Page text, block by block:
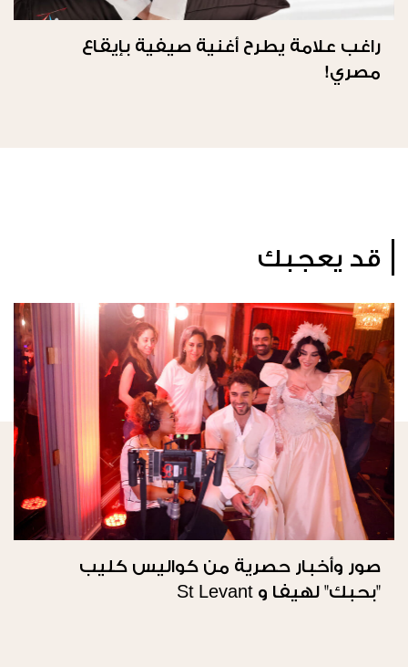
راغب علامة يطرح أغنية صيفية بإيقاع
مصري!
قد يعجبك
صور وأخبار حصرية من كواليس كليب
"بحبك" لهيفا و St Levant